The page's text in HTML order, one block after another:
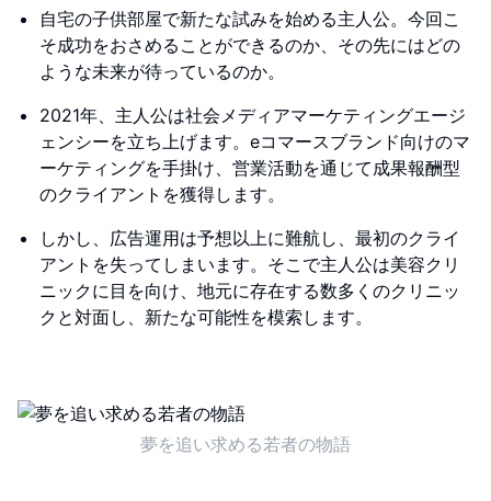
自宅の子供部屋で新たな試みを始める主人公。今回こ
そ成功をおさめることができるのか、その先にはどの
ような未来が待っているのか。
2021年、主人公は社会メディアマーケティングエージ
ェンシーを立ち上げます。eコマースブランド向けのマ
ーケティングを手掛け、営業活動を通じて成果報酬型
のクライアントを獲得します。
しかし、広告運用は予想以上に難航し、最初のクライ
アントを失ってしまいます。そこで主人公は美容クリ
ニックに目を向け、地元に存在する数多くのクリニッ
クと対面し、新たな可能性を模索します。
夢を追い求める若者の物語